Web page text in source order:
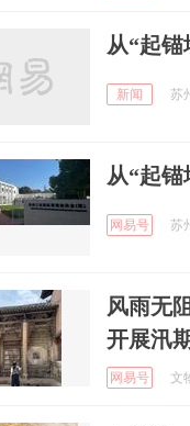
从“起锚
新闻 苏
从“起锚
网易号 苏
风雨无
开展汛
网易号 文